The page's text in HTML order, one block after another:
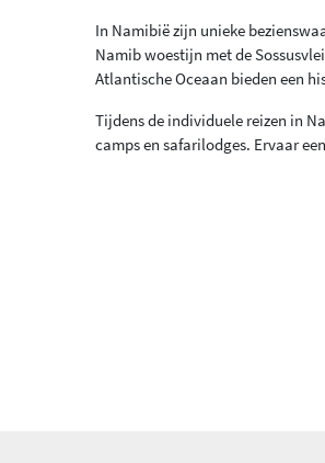
In Namibië zijn unieke
Namib woestijn met de
Atlantische Oceaan bieden een
Tijdens de individuele reizen in
camps en safarilodges. Ervaar